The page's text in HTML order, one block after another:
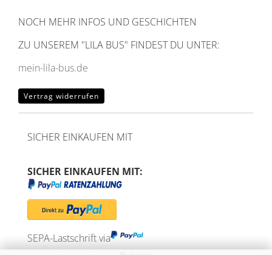
NOCH MEHR INFOS UND GESCHICHTEN
ZU UNSEREM "LILA BUS" FINDEST DU UNTER:
mein-lila-bus.de
Vertrag widerrufen
SICHER EINKAUFEN MIT
SICHER EINKAUFEN MIT:
SEPA-Lastschrift via